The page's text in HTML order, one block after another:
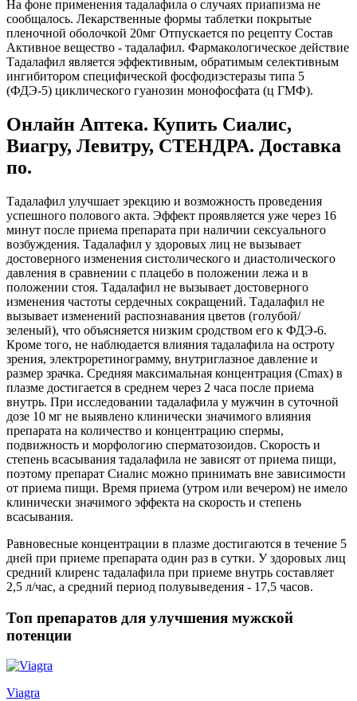
На фоне применения тадалафила о случаях приапизма не
сообщалось. Лекарственные формы таблетки покрытые
пленочной оболочкой 20мг Отпускается по рецепту Состав
Активное вещество - тадалафил. Фармакологическое действие
Тадалафил является эффективным, обратимым селективным
ингибитором специфической фосфодиэстеразы типа 5
(ФДЭ-5) циклического гуанозин монофосфата (ц ГМФ).
Онлайн Аптека. Купить Сиалис,
Виагру, Левитру, СТЕНДРА. Доставка
по.
Тадалафил улучшает эрекцию и возможность проведения
успешного полового акта. Эффект проявляется уже через 16
минут после приема препарата при наличии сексуального
возбуждения. Тадалафил у здоровых лиц не вызывает
достоверного изменения систолического и диастолического
давления в сравнении с плацебо в положении лежа и в
положении стоя. Тадалафил не вызывает достоверного
изменения частоты сердечных сокращений. Тадалафил не
вызывает изменений распознавания цветов (голубой/
зеленый), что объясняется низким сродством его к ФДЭ-6.
Кроме того, не наблюдается влияния тадалафила на остроту
зрения, электроретинограмму, внутриглазное давление и
размер зрачка. Средняя максимальная концентрация (Сmax) в
плазме достигается в среднем через 2 часа после приема
внутрь. При исследовании тадалафила у мужчин в суточной
дозе 10 мг не выявлено клинически значимого влияния
препарата на количество и концентрацию спермы,
подвижность и морфологию сперматозоидов. Скорость и
степень всасывания тадалафила не зависят от приема пищи,
поэтому препарат Сиалис можно принимать вне зависимости
от приема пищи. Время приема (утром или вечером) не имело
клинически значимого эффекта на скорость и степень
всасывания.
Равновесные концентрации в плазме достигаются в течение 5
дней при приеме препарата один раз в сутки. У здоровых лиц
средний клиренс тадалафила при приеме внутрь составляет
2,5 л/час, а средний период полувыведения - 17,5 часов.
Топ препаратов для улучшения мужской
потенции
Viagra